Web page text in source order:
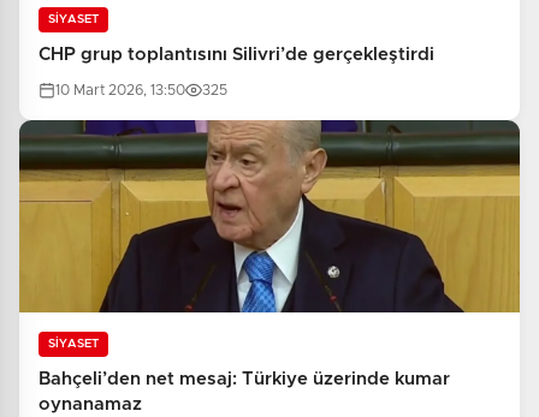
SİYASET
CHP grup toplantısını Silivri’de gerçekleştirdi
10 Mart 2026, 13:50 325
SİYASET
Bahçeli’den net mesaj: Türkiye üzerinde kumar
oynanamaz